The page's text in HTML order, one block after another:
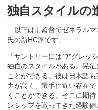
独自スタイルの
以下は前監督でゼネラルマ
氏の新HC評です。
「サントリーには“アグレッ
独自のスタイルがある。晃
ことができる。彼は日本語
力が高く、選手に近い存在
くことができる。そこに期
ンシップを戦ってきた経験